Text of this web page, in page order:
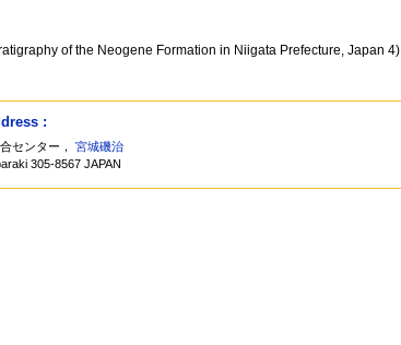
of the Neogene Formation in Niigata Prefecture, Japan 4)
:
センター，宮城磯治
305-8567 JAPAN